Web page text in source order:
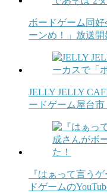
ボードゲーム同
ーンめ！」放送開
JELLY JELLY
ードゲーム屋台市
『はぁって言う
ドゲームの